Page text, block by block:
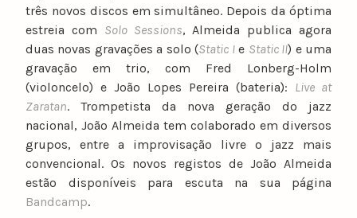
três novos discos em simultâneo. Depois da óptima
estreia com Solo Sessions, Almeida publica agora
duas novas gravações a solo (Static Ie Static II) e uma
gravação em trio, com Fred Lonberg-Holm
(violoncelo) e João Lopes Pereira (bateria): Live at
Zaratan. Trompetista da nova geração do jazz
nacional, João Almeida tem colaborado em diversos
grupos, entre a improvisação livre o jazz mais
convencional. Os novos registos de João Almeida
estão disponíveis para escuta na sua página
Bandcamp.